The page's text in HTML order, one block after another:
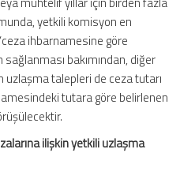
yetkili komisyon en
ihbarnamesine göre
bakımından, diğer
talepleri de ceza tutarı
tutara göre belirlenen
ilişkin yetkili uzlaşma